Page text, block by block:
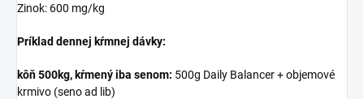
Zinok: 600 mg/kg
Príklad dennej kŕmnej dávky:
kôň 500kg, kŕmený iba senom: 500g Daily Balancer + objemové
krmivo (seno ad lib)